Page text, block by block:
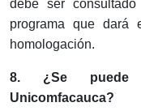
debe ser
programa que dará
homologación.
8. ¿Se puede
Unicomfacauca?